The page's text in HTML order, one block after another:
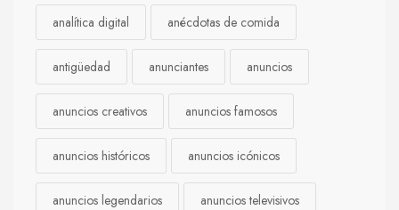
analítica digital anécdotas de comida
antigüedad anunciantes anuncios
anuncios creativos anuncios famosos
anuncios históricos anuncios icónicos
anuncios legendarios anuncios televisivos